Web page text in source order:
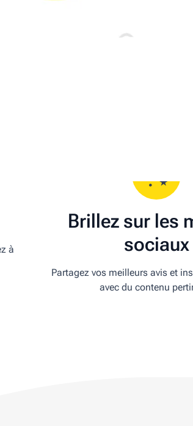
à
Brillez sur les
sociaux
Partagez vos meilleurs avis et
avec du contenu